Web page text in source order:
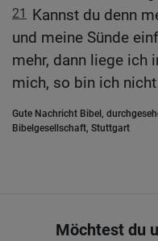
21
Kannst du denn
und meine Sünde
mehr, dann liege ich
mich, so bin ich
Gute Nachricht Bibel,
Bibelgesellschaft, Stuttgart
Möchtest du